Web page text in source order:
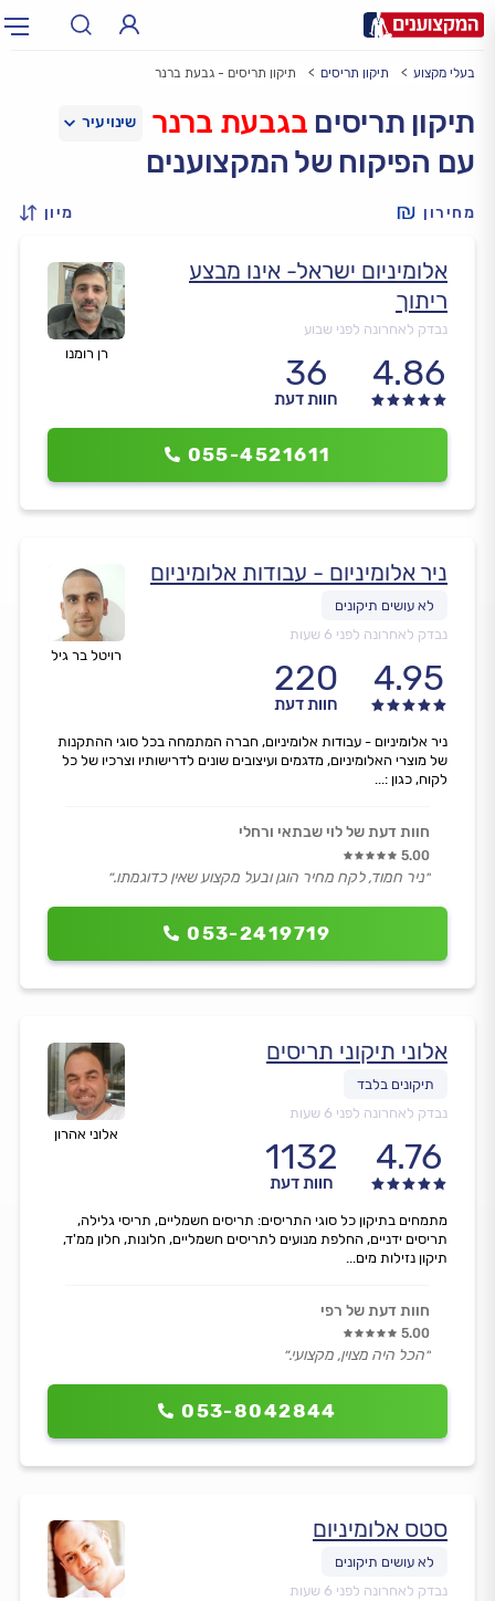
עירעיר: תל אביב, חיפה…
בעלי מקצוע תיקון תריסים תיקון תריסים - גבעת ברנר
תיקון תריסים בגבעת ברנר
עם הפיקוח של המקצוענים
מחירון מיון
רן רומנו
אלומיניום ישראל- אינו מבצע
ריתוך
נבדק לאחרונה לפני שבוע
4.86
36
חוות דעת
055-4521611
רויטל בר גיל
ניר אלומיניום - עבודות אלומיניום
נבדק לאחרונה לפני 6 שעות
4.95
220
חוות דעת
053-2419719
ניר אלומיניום - עבודות אלומיניום, חברה המתמחה בכל סוגי ההתקנות
של מוצרי האלומיניום, מדגמים ועיצובים שונים לדרישותיו וצרכיו של כל
לקוח, כגון :...
חוות דעת של לוי שבתאי ורחלי
5.00
״ניר חמוד, לקח מחיר הוגן ובעל מקצוע שאין כדוגמתו.״
אלוני אהרון
אלוני תיקוני תריסים
נבדק לאחרונה לפני 6 שעות
4.76
1132
חוות דעת
053-8042844
מתמחים בתיקון כל סוגי התריסים: תריסים חשמליים, תריסי גלילה,
תריסים ידניים, החלפת מנועים לתריסים חשמליים, חלונות, חלון ממ'ד,
תיקון נזילות מים...
חוות דעת של רפי
5.00
״הכל היה מצוין, מקצועי.״
סטס אלומיניום
נבדק לאחרונה לפני 6 שעות